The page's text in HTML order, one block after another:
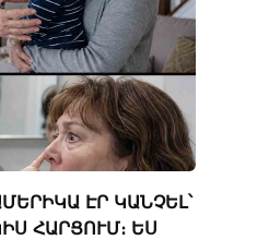
ԷՐ ԿԱՆՉԵԼ՝
ՀԱՐՑՈՒՄ։ ԵՍ